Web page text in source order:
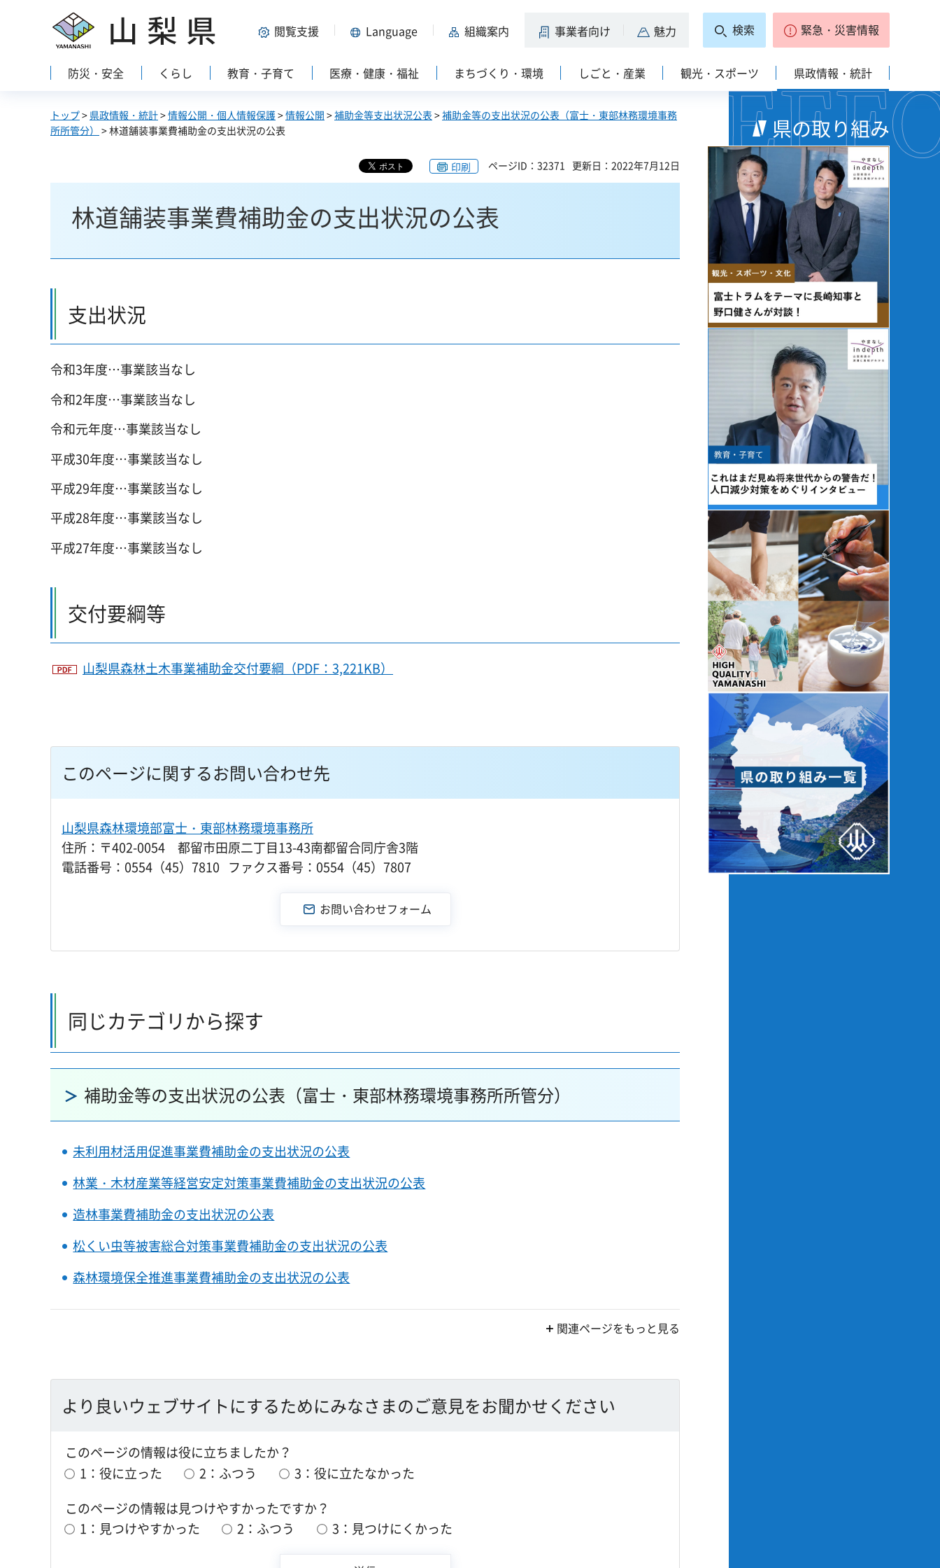
山梨県 閲覧支援 Language 組織案内 事業者向け 魅力 検索 緊急・災害情報
防災・安全 くらし 教育・子育て 医療・健康・福祉 まちづくり・環境 しごと・産業 観光・スポーツ 県政情報・統計
トップ> 県政情報・統計>情報公開・個人情報保護>情報公開 >補助金等支出状況公表 >補助金等の支出状況の公表（富士・東部林務環境事務
所所管分） > 林道舗装事業費補助金の支出状況の公表
印刷 ページID：32371 更新日：2022年7月12日
林道舗装事業費補助金の支出状況の公表
支出状況
令和3年度…事業該当なし
令和2年度…事業該当なし
令和元年度…事業該当なし
平成30年度…事業該当なし
平成29年度…事業該当なし
平成28年度…事業該当なし
平成27年度…事業該当なし
交付要綱等
山梨県森林土木事業補助金交付要綱（PDF：3,221KB）
このページに関するお問い合わせ先
山梨県森林環境部富士・東部林務環境事務所
住所：〒402-0054 都留市田原二丁目13-43南都留合同庁舎3階
電話番号：0554（45）7810 ファクス番号：0554（45）7807
同じカテゴリから探す
補助金等の支出状況の公表（富士・東部林務環境事務所所管分）
未利用材活用促進事業費補助金の支出状況の公表
林業・木材産業等経営安定対策事業費補助金の支出状況の公表
造林事業費補助金の支出状況の公表
松くい虫等被害総合対策事業費補助金の支出状況の公表
森林環境保全推進事業費補助金の支出状況の公表
関連ページをもっと見る
より良いウェブサイトにするためにみなさまのご意見をお聞かせください
このページの情報は役に立ちましたか？
1：役に立った
2：ふつう
3：役に立たなかった
このページの情報は見つけやすかったですか？
1：見つけやすかった
2：ふつう 3：見つけにくかった
県の取り組み